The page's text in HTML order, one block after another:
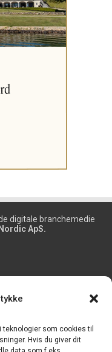
teknologier som cookies til
Hvis du giver dit
digitale branchemedie
ApS.